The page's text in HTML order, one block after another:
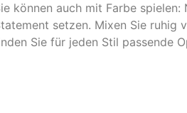
können auch mit Farbe
setzen. Mixen Sie ruhig
Sie für jeden Stil passende